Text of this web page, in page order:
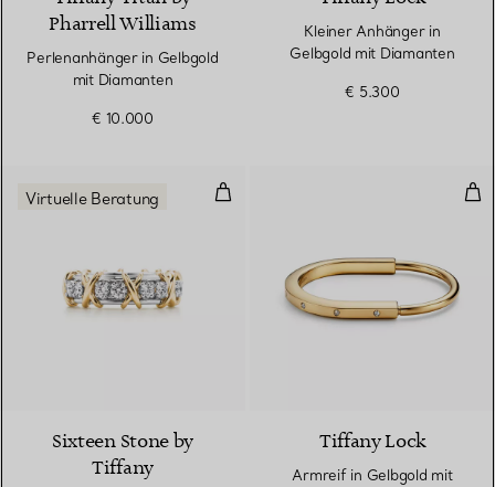
Pharrell Williams
Perlenanhänger in Gelbgold
mit Diamanten
€ 10.000
Kleiner Anhänger in
Gelbgold mit Diamanten
€ 5.300
Ring in Gelbgold und Platin mit
Virtuelle Beratung
Sixteen Stone by
Tiffany
Tiffany Lock
Armreif in Gelbgold mit